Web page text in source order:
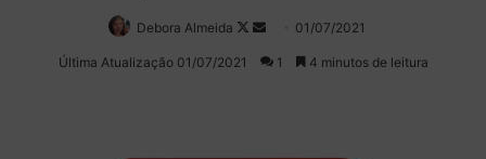
Debora Almeida
Follow
on
Mande
um
01/07/2021
Última Atualização 01/07/2021 1 4 minutos de leitura